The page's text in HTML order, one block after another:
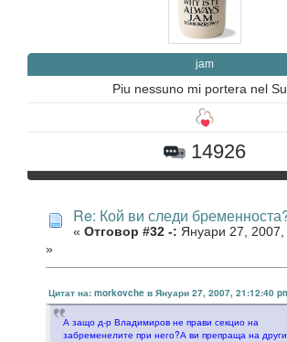
jam
Piu nessuno mi portera nel
14926
Re: Кой ви следи
« Отговор #32 -: Януари 27,
»
Цитат на: morkovche в Януари 27, 2007, 21:12:40
А защо д-р Владимиров не прави секцио на
забременелите при него?А ви препраща на